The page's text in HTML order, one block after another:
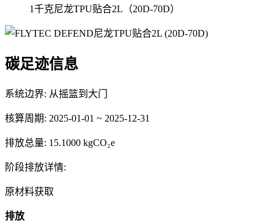
1千克尼龙TPU贴合2L（20D-70D）
碳足迹信息
系统边界: 从摇篮到大门
核算周期: 2025-01-01 ~ 2025-12-31
排放总量: 15.1000 kgCO₂e
阶段排放详情:
原材料获取
排放